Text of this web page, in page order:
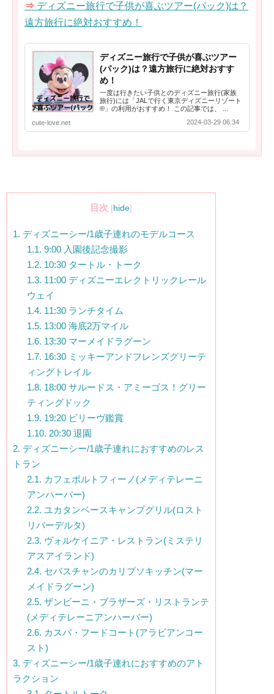
⇒ ディズニー旅行で子供が喜ぶツアー(パック)は？
遠方旅行に絶対おすすめ！
ディズニー旅行で子供が喜ぶツアー
(パック)は？遠方旅行に絶対おすす
め！
一度は行きたい子供とのディズニー旅行(家族
旅行)には「JALで行く東京ディズニーリゾート
®」の利用がおすすめ！ この記事では、 ...
cute-love.net
2024-03-29 06:34
目次 [hide]
1. ディズニーシー/1歳子連れのモデルコース
1.1. 9:00 入園後記念撮影
1.2. 10:30 タートル・トーク
1.3. 11:00 ディズニーエレクトリックレール
ウェイ
1.4. 11:30 ランチタイム
1.5. 13:00 海底2万マイル
1.6. 13:30 マーメイドラグーン
1.7. 16:30 ミッキーアンドフレンズグリーテ
ィングトレイル
1.8. 18:00 サルードス・アミーゴス！グリー
ティングドック
1.9. 19:20 ビリーヴ鑑賞
1.10. 20:30 退園
2. ディズニーシー/1歳子連れにおすすめのレス
トラン
2.1. カフェポルトフィーノ(メディテレーニ
アンハーバー)
2.2. ユカタンベースキャンプグリル(ロスト
リバーデルタ)
2.3. ヴォルケイニア・レストラン(ミステリ
アスアイランド)
2.4. セバスチャンのカリプソキッチン(マー
メイドラグーン)
2.5. ザンビーニ・ブラザーズ・リストランテ
(メディテレーニアンハーバー)
2.6. カスバ・フードコート(アラビアンコー
スト)
3. ディズニーシー/1歳子連れにおすすめのアト
ラクション